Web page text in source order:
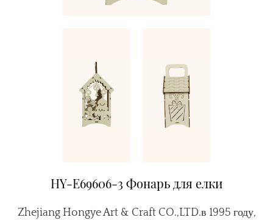
HY-E69606-3 Фонарь для елки
Zhejiang Hongye Art & Craft CO.,LTD.в 1995 году,